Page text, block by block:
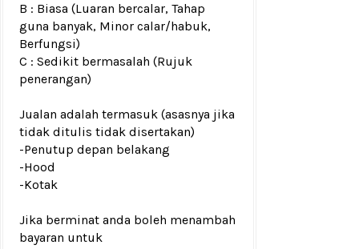
B : Biasa (Luaran bercalar, Tahap
guna banyak, Minor calar/habuk,
Berfungsi)
C : Sedikit bermasalah (Rujuk
penerangan)
Jualan adalah termasuk (asasnya jika
tidak ditulis tidak disertakan)
-Penutup depan belakang
-Hood
-Kotak
Jika berminat anda boleh menambah
bayaran untuk